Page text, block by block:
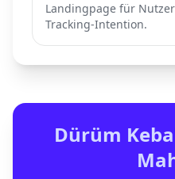
Landingpage für
Tracking-Intention.
Dürüm